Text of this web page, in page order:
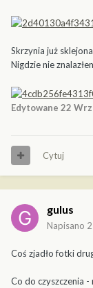
Skrzynia już
Nigdzie nie
Edytowane 22
Cytuj
gulus
Napisano
Coś zjadło fotki
Co do czyszczenia